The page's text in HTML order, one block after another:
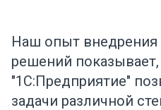
Наш опыт
решений
"1С:Предприятие"
задачи различной